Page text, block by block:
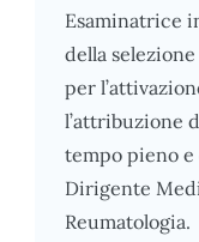
Esaminatrice
della
per
l’attribuzione
tempo pieno
Dirigente
Reumatologia.